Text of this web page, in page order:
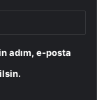
adım, e-posta